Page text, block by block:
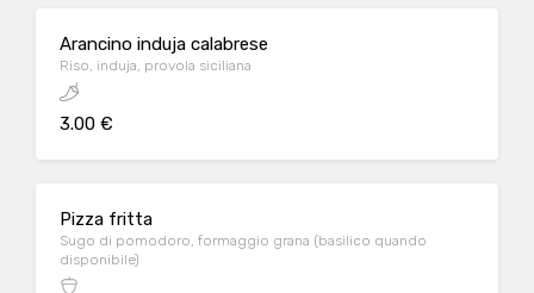
Arancino induja calabrese
Riso, induja, provola siciliana
3.00 €
Pizza fritta
Sugo di pomodoro, formaggio grana (basilico quando
disponibile)